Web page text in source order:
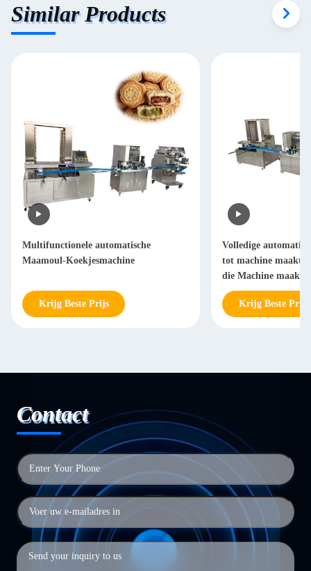
Similar Products
Multifunctionele automatische
Maamoul-Koekjesmachine
Krijg Beste Prijs
Volledige
tot machine maakt
die Machine maakt
Krijg Beste Prijs
Contact